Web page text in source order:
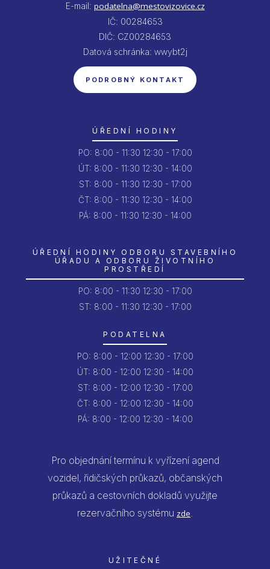
E-mail: podatelna@mestovizovice.cz
IČ: 00284653
DIČ: CZ00284653
Datová schránka: wwybt2j
PODROBNÝ KONTAKT
ÚŘEDNÍ HODINY
PO: 8:00 - 11:30 12:30 - 17:00
ÚT: 8:00 - 11:30 12:30 - 14:00
ST: 8:00 - 11:30 12:30 - 17:00
ČT: 8:00 - 11:30 12:30 - 14:00
PÁ: 8:00 - 11:30 12:30 - 14:00
ÚŘEDNÍ HODINY ODBORU STAVEBNÍHO
ÚŘADU A ODBORU ŽIVOTNÍHO
PROSTŘEDÍ
PO: 8:00 - 11:30 12:30 - 17:00
ST: 8:00 - 11:30 12:30 - 17:00
PODATELNA
PO: 8:00 - 12:00 12:30 - 17:00
ÚT: 8:00 - 12:00 12:30 - 14:00
ST: 8:00 - 12:00 12:30 - 17:00
ČT: 8:00 - 12:00 12:30 - 14:00
PÁ: 8:00 - 12:00 12:30 - 14:00
Pro objednání termínu k vyřízení agend
vozidel, řidičských průkazů, občanských
průkazů a cestovních dokladů využijte
rezervačního systému zde.
UŽITEČNÉ